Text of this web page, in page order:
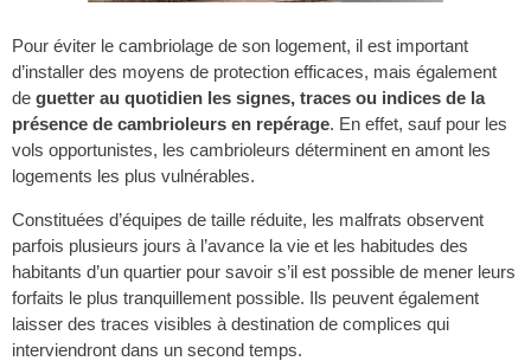
Pour éviter le cambriolage de son logement, il est important
d’installer des moyens de protection efficaces, mais également
de guetter au quotidien les signes, traces ou indices de la
présence de cambrioleurs en repérage. En effet, sauf pour les
vols opportunistes, les cambrioleurs déterminent en amont les
logements les plus vulnérables.
Constituées d’équipes de taille réduite, les malfrats observent
parfois plusieurs jours à l’avance la vie et les habitudes des
habitants d’un quartier pour savoir s’il est possible de mener leurs
forfaits le plus tranquillement possible. Ils peuvent également
laisser des traces visibles à destination de complices qui
interviendront dans un second temps.